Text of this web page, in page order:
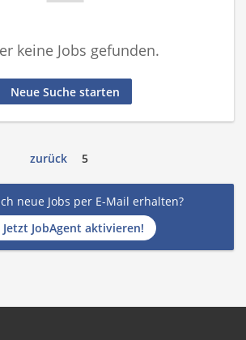
keine Jobs gefunden.
Neue Suche starten
zurück 5
neue Jobs per E-Mail erhalten?
Jetzt JobAgent aktivieren!